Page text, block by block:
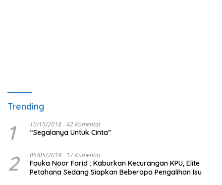
Trending
1 10/10/2018 42 Komentar
“Segalanya Untuk Cinta”
2 06/05/2019 17 Komentar
Fauka Noor Farid : Kaburkan Kecurangan KPU, Elite
Petahana Sedang Siapkan Beberapa Pengalihan Isu